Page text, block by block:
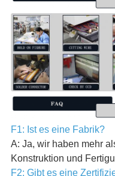
F1: Ist es eine Fabrik?
A: Ja, wir haben mehr
Konstruktion und
F2: Gibt es eine